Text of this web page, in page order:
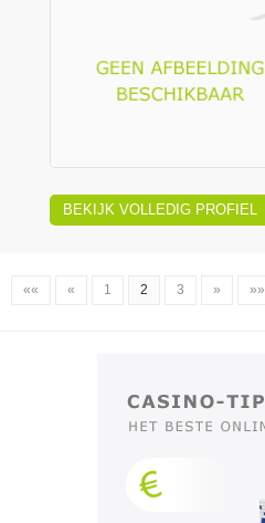
BEKIJK VOLLEDIG PROFIEL
«« « 1 2 3 » »»